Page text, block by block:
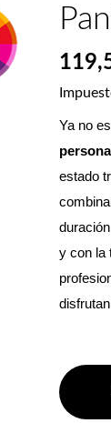
Ya no
estado
y con la